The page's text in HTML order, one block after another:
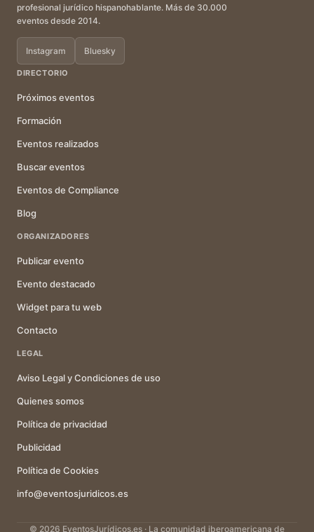
profesional jurídico hispanohablante. Más de 30.000
eventos desde 2014.
Instagram Bluesky
DIRECTORIO
Próximos eventos
Formación
Eventos realizados
Buscar eventos
Eventos de Compliance
Blog
ORGANIZADORES
Publicar evento
Evento destacado
Widget para tu web
Contacto
LEGAL
Aviso Legal y Condiciones de uso
Quienes somos
Política de privacidad
Publicidad
Política de Cookies
info@eventosjuridicos.es
© 2026 EventosJurídicos.es · La comunidad iberoamericana de